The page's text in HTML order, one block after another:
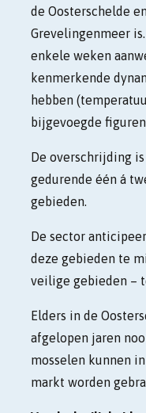
de Oosterschelde
Grevelingenmeer
enkele weken
kenmerkende
hebben
bijgevoegde
De overschrijding
gedurende één á
gebieden.
De sector
deze gebieden te
veilige gebieden –
Elders in de
afgelopen jaren
mosselen kunnen
markt worden